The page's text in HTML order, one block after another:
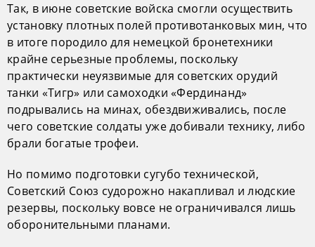
Так, в июне советские войска смогли осуществить
установку плотных полей противотанковых мин, что
в итоге породило для немецкой бронетехники
крайне серьезные проблемы, поскольку
практически неуязвимые для советских орудий
танки «Тигр» или самоходки «Фердинанд»
подрывались на минах, обездвиживались, после
чего советские солдаты уже добивали технику, либо
брали богатые трофеи.
Но помимо подготовки сугубо технической,
Советский Союз судорожно накапливал и людские
резервы, поскольку вовсе не ограничивался лишь
оборонительными планами.